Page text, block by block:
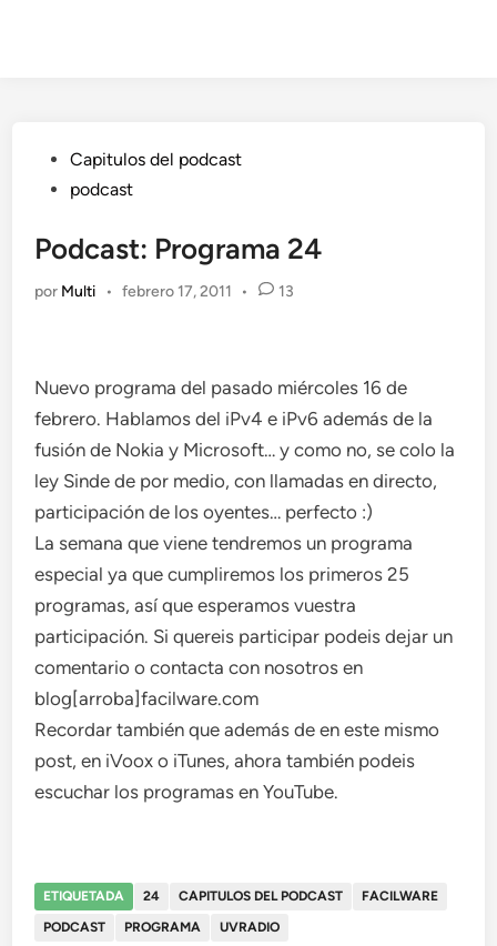
Publicado
en
Capitulos del podcast
podcast
Podcast: Programa 24
por Multi • febrero 17, 2011 • 13
Nuevo programa del pasado miércoles 16 de
febrero. Hablamos del iPv4 e iPv6 además de la
fusión de Nokia y Microsoft… y como no, se colo la
ley Sinde de por medio, con llamadas en directo,
participación de los oyentes… perfecto :)
La semana que viene tendremos un programa
especial ya que cumpliremos los primeros 25
programas, así que esperamos vuestra
participación. Si quereis participar podeis dejar un
comentario o contacta con nosotros en
blog[arroba]facilware.com
Recordar también que además de en este mismo
post, en iVoox o iTunes, ahora también podeis
escuchar los programas en YouTube.
ETIQUETADA 24 CAPITULOS DEL PODCAST
FACILWARE
PODCAST
PROGRAMA UVRADIO